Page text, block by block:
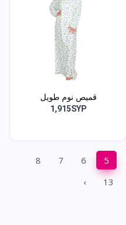
قميص نوم طويل
1,915SYP
5
6
7
8
13
›